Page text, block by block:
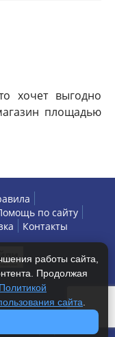
хочет выгодно
площадью
по сайту
Контакты
- коммерческая
защищены.
работы сайта,
Продолжая
Политикой
сайта